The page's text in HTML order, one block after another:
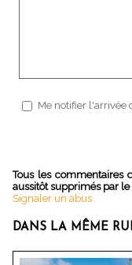
Me notifier l'arrivée
Tous les commentaires
aussitôt supprimés par
Signaler un abus
DANS LA MÊME